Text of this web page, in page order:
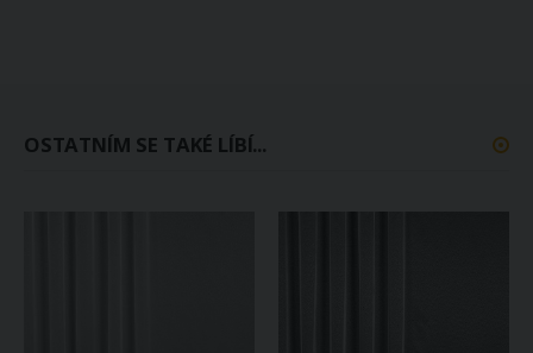
OSTATNÍM SE TAKÉ LÍBÍ...